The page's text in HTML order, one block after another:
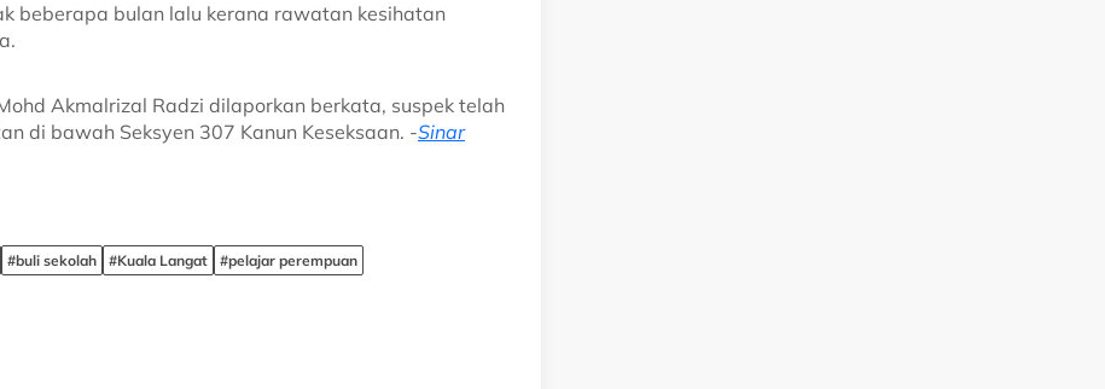
beberapa bulan lalu kerana rawatan kesihatan
Akmalrizal Radzi dilaporkan berkata, suspek telah
di bawah Seksyen 307 Kanun Keseksaan. -Sinar
#buli sekolah #Kuala Langat
#pelajar perempuan